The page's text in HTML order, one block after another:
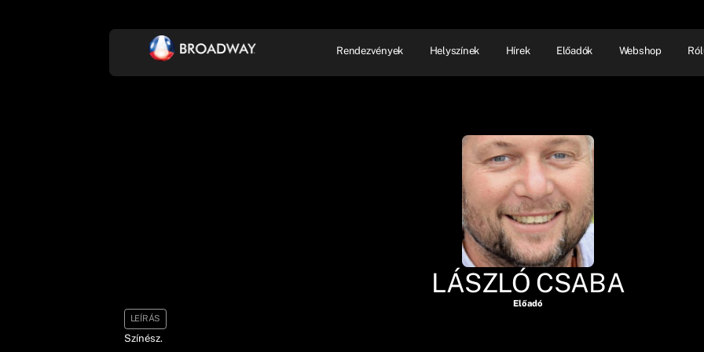
Rendezvények Helyszínek Hírek Előadók Webshop
LÁSZLÓ CSABA
Előadó
LEÍRÁS
Színész.